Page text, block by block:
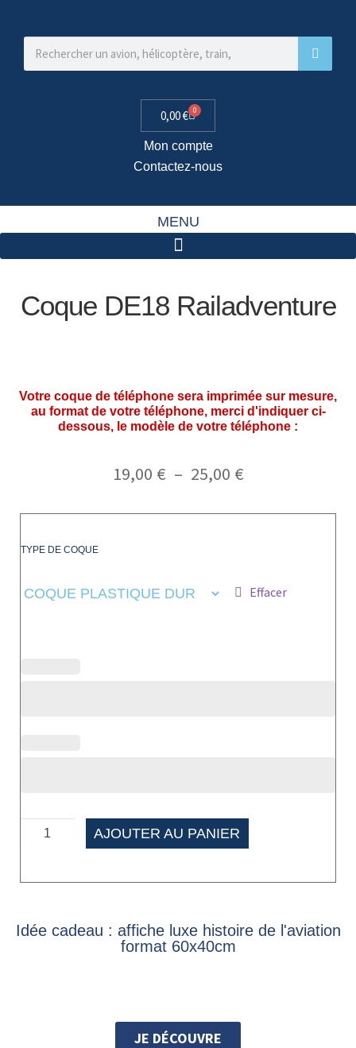
0,00€ 0
Mon compte
Contactez-nous
MENU
Coque DE18 Railadventure
Votre coque de téléphone sera imprimée sur mesure,
au format de votre téléphone, merci d'indiquer ci-
dessous, le modèle de votre téléphone :
19,00 € – 25,00 €
TYPE DE COQUE
Effacer
AJOUTER AU PANIER
Idée cadeau : affiche luxe histoire de l'aviation
format 60x40cm
JE DÉCOUVRE